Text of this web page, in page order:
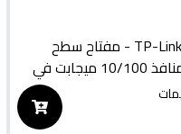
TP-Link LS1008 - مفتاح سطح
مكتب 8 منافذ 10/100 ميجابت في